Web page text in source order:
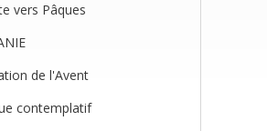
vers Pâques
de l'Avent
contemplatif